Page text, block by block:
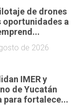
de drones
oportunidades a
de 2026
IMER y
de Yucatán
para fortalece...